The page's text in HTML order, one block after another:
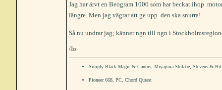
Jag har ärvt en Beogram 1000 som har beckat ihop 
längre. Men jag vägrar att ge upp  den ska snurra!
Så nu undrar jag; känner ngn till ngn i
/Io
Simply Black Magic & Cantus, Miyajima Shilabe, Stevens &
Pioneer 668, PC, Chord Qutest